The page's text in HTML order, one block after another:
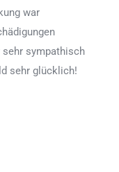
war
sympathisch
sehr glücklich!